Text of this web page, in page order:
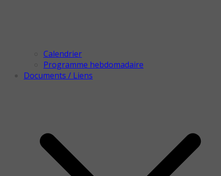
Calendrier
Programme hebdomadaire
Documents / Liens